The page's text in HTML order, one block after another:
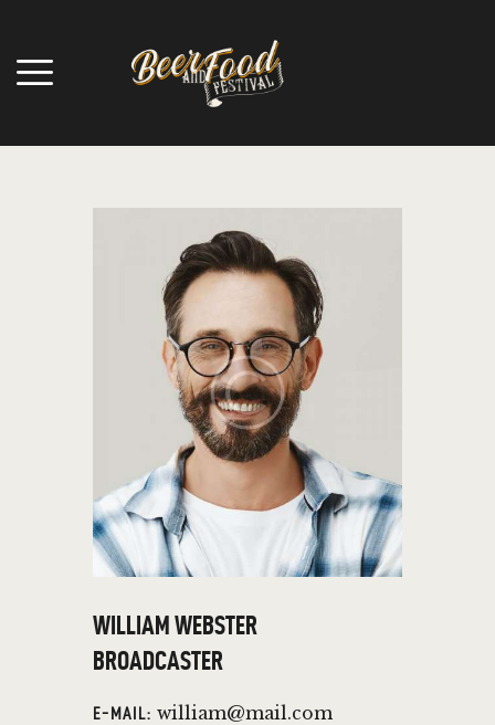
HOME
BEER & FOOD
PROGRAMMA
WILLIAM WEBSTER
BROADCASTER
E-MAIL:william@mail.com